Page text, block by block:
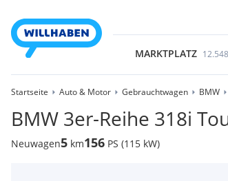
MARKTPLATZ
Startseite Auto & Motor Gebrauchtwagen BMW
BMW 3er-Reihe 318i
Neuwagen5 km156 PS (115 kW)